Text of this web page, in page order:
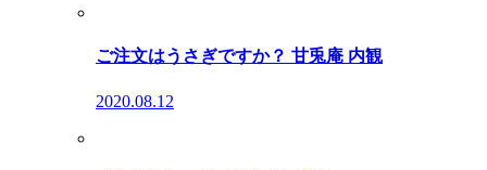
ご注文はうさぎですか？ 甘兎庵 内観
2020.08.12